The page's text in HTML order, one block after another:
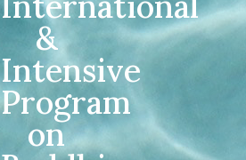
&
Intensive
Program
on